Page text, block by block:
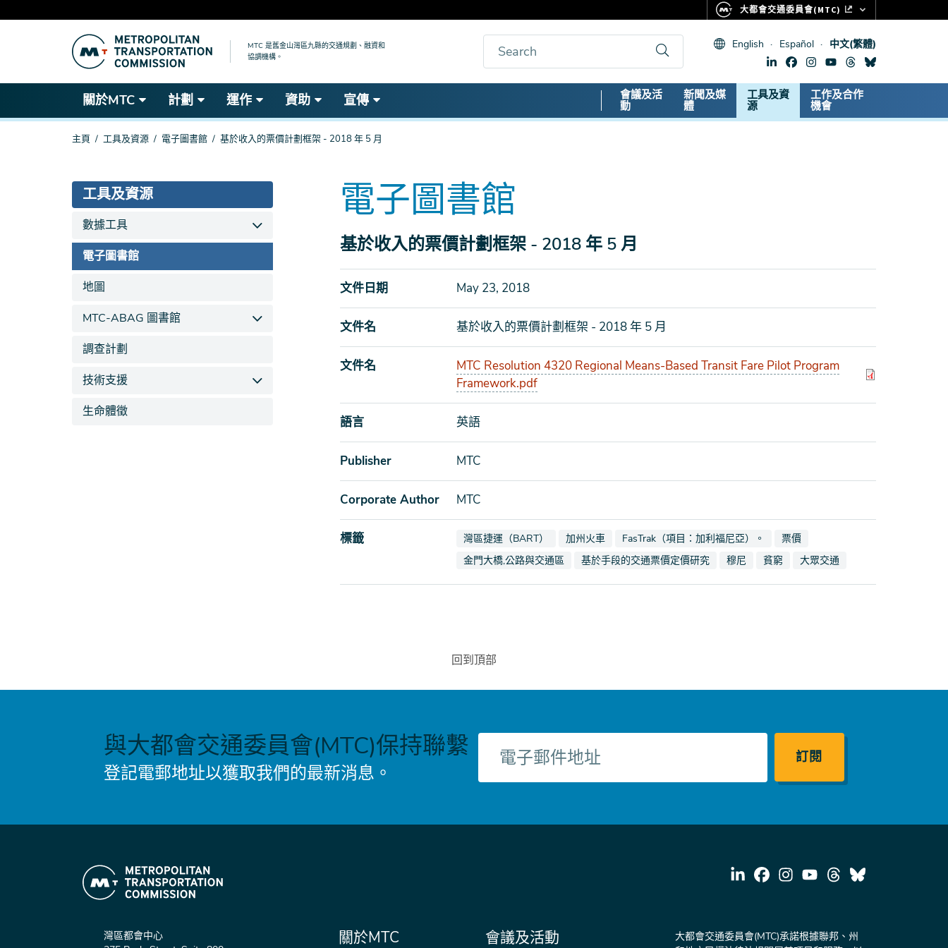
要
容
MTC 是舊金山灣區九縣的交通規劃、融資和
協調機構。
English Español 中文(繁體)
關於MTC 計劃 運作 資助 宣傳
Secondary
Nav
會議及活
動
新聞及媒
體
工具及資
源
工作及合作
機會
你
裡
主頁 工具及資源 電子圖書館 基於收入的票價計劃框架 - 2018 年 5 月
電子圖書館
基於收入的票價計劃框架 - 2018 年 5 月
文件日期 May 23, 2018
文件名 基於收入的票價計劃框架 - 2018 年 5 月
文件名
MTC Resolution 4320 Regional Means-Based Transit Fare Pilot Program
Framework.pdf
語言 英語
Publisher MTC
Corporate Author MTC
標籤 查看文檔也標記為
灣區捷運（BART） 查看文檔也標記為
加州火車 查看文檔也標記為
FasTrak（項目：加利福尼亞）。 查看文檔也標記為
票價
查看文檔也標記為
金門大橋,公路與交通區 查看文檔也標記為
基於手段的交通票價定價研究 查看文檔也標記為
穆尼 查看文檔也標記為
貧窮 查看文檔也標記為
大眾交通
工具及資源
數據工具
電子圖書館
地圖
MTC-ABAG 圖書館
調查計劃
技術支援
生命體徵
回到頂部
與大都會交通委員會(MTC)保持聯繫
登記電郵地址以獲取我們的最新消息。
電
灣區都會中心
主
關於MTC
Secondary
會議及活動
大都會交通委員會(MTC)承諾根據聯邦、州
大都會交通委員會(MTC)
CLIPPER CARD
生命體徵